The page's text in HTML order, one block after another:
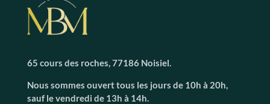
65 cours des roches, 77186 Noisiel.
Nous sommes ouvert tous les jours de 10h à 20h,
sauf le vendredi de 13h à 14h.